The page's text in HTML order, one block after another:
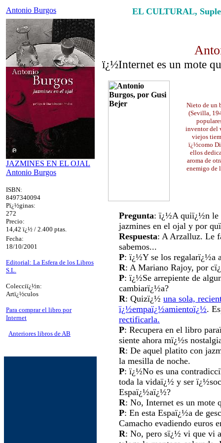
Antonio Burgos
JAZMINES EN EL OJAL
Antonio Burgos
ISBN:
8497340094
Pï¿½ginas:
272
Precio:
14,42 ï¿½ / 2.400 ptas.
Fecha:
18/10/2001
Editorial: La Esfera de los Libros
S.L.
Colecciï¿½n:
Artï¿½culos
Para comprar el libro por
Internet
Anteriores libros de AB
EL CULTURAL,
ï¿½Internet es un mote
Nieto de un
(Sevilla,
inventor del
viejos
ï¿½como
ellos
aroma de
enemigo de
Pregunta: ï¿½A quiï¿½n le
jazmines en el ojal y por
Respuesta: A Arzalluz. Le
sabemos...
P: ï¿½Y se los regalarï¿½a
R: A Mariano Rajoy, por
P: ï¿½Se arrepiente de
cambiarï¿½a?
R: Quizï¿½ una sola,
ï¿½empaï¿½amientoï¿½.
rectificarla.
P: Recupera en el libro
siente ahora mï¿½s
R: De aquel platito con
la mesilla de noche.
P: ï¿½No es una
toda la vidaï¿½ y ser
Espaï¿½aï¿½?
R: No, Internet es un mote
P: En esta Espaï¿½a de
Camacho evadiendo euros
R: No, pero sï¿½ vi que vi